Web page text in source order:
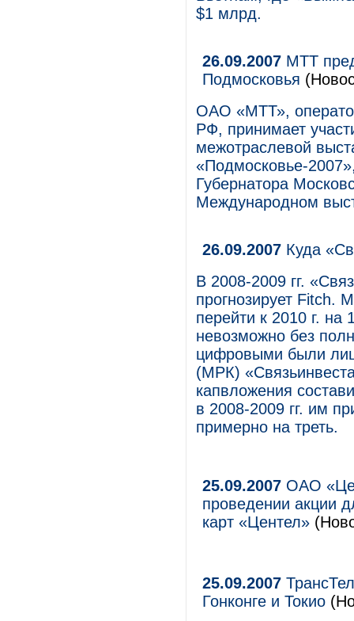
$1 млрд.
26.09.2007 МТТ
Подмосковья
ОАО «МТТ»,
РФ, принимает
межотраслевой
«Подмосковье-
Губернатора
Международном
26.09.2007 Куда
В 2008-2009 гг.
прогнозирует Fitch.
перейти к 2010 г.
невозможно без
цифровыми были
(МРК)
капвложения
в 2008-2009 гг. им
примерно на треть.
25.09.2007 ОАО
проведении акции
карт «Центел»
25.09.2007
Гонконге и Токио